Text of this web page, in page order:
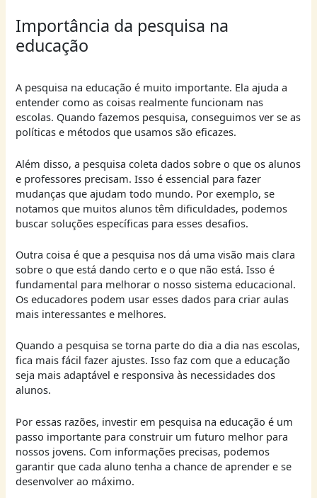
Importância da pesquisa na
educação
A pesquisa na educação é muito importante. Ela ajuda a
entender como as coisas realmente funcionam nas
escolas. Quando fazemos pesquisa, conseguimos ver se as
políticas e métodos que usamos são eficazes.
Além disso, a pesquisa coleta dados sobre o que os alunos
e professores precisam. Isso é essencial para fazer
mudanças que ajudam todo mundo. Por exemplo, se
notamos que muitos alunos têm dificuldades, podemos
buscar soluções específicas para esses desafios.
Outra coisa é que a pesquisa nos dá uma visão mais clara
sobre o que está dando certo e o que não está. Isso é
fundamental para melhorar o nosso sistema educacional.
Os educadores podem usar esses dados para criar aulas
mais interessantes e melhores.
Quando a pesquisa se torna parte do dia a dia nas escolas,
fica mais fácil fazer ajustes. Isso faz com que a educação
seja mais adaptável e responsiva às necessidades dos
alunos.
Por essas razões, investir em pesquisa na educação é um
passo importante para construir um futuro melhor para
nossos jovens. Com informações precisas, podemos
garantir que cada aluno tenha a chance de aprender e se
desenvolver ao máximo.